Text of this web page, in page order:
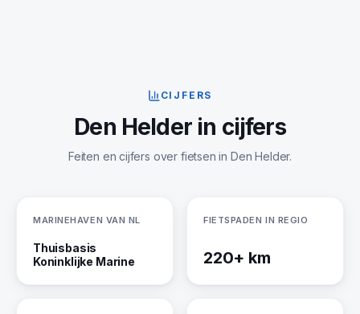
CIJFERS
Den Helderin cijfers
Feiten en cijfers over fietsen in Den Helder.
MARINEHAVEN VAN NL
Thuisbasis
Koninklijke Marine
FIETSPADEN IN REGIO
220+ km